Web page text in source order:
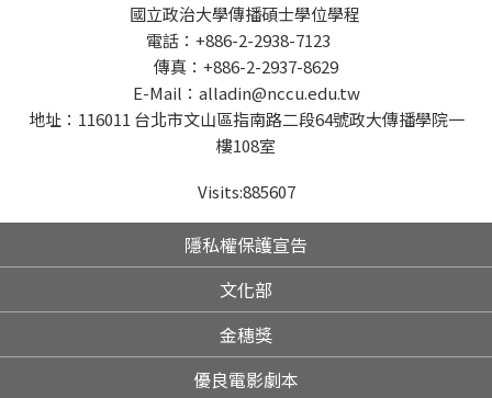
國立政治大學傳播碩士學位學程
電話：+886-2-2938-7123
傳真：+886-2-2937-8629
E-Mail：alladin@nccu.edu.tw
地址：116011 台北市文山區指南路二段64號政大傳播學院一
樓108室
Visits:885607
隱私權保護宣告
文化部
金穗獎
優良電影劇本